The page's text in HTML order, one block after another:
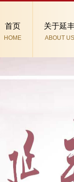
首页
HOME
关于延
ABOUT US